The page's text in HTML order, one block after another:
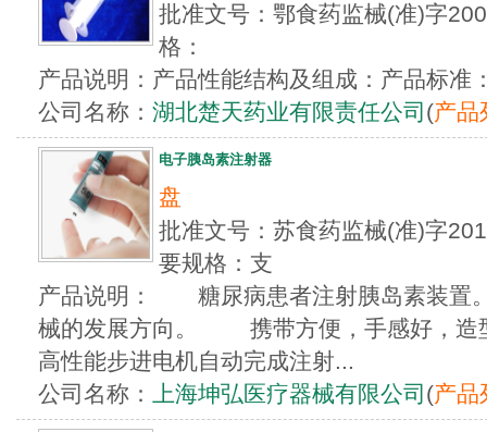
批准文号：鄂食药监械(准)字
格：
产品说明：产品性能结构及组成：产品标准
公司名称： 湖北楚天药业有限责任公司 (产品
电子胰岛素注射器
盘
批准文号：苏食药监械(准)字
要规格：支
产品说明： 糖尿病患者注射胰岛素装置
械的发展方向。 携带方便，手感好，
高性能步进电机自动完成注射...
公司名称：
上海坤弘医疗器械有限公司 (产品